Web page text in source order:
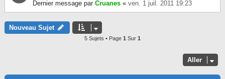
Dernier message par Cruanes « ven. 1 juil. 2011 19:23
Nouveau Sujet
5 Sujets • Page 1 Sur 1
Aller